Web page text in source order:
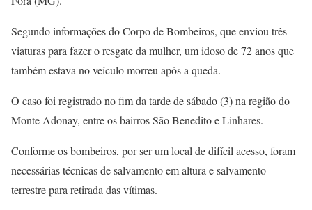
Segundo informações do Corpo de Bombeiros, que enviou três
viaturas para fazer o resgate da mulher, um idoso de 72 anos que
também estava no veículo morreu após a queda.
O caso foi registrado no fim da tarde de sábado (3) na região do
Monte Adonay, entre os bairros São Benedito e Linhares.
Conforme os bombeiros, por ser um local de difícil acesso, foram
necessárias técnicas de salvamento em altura e salvamento
terrestre para retirada das vítimas.